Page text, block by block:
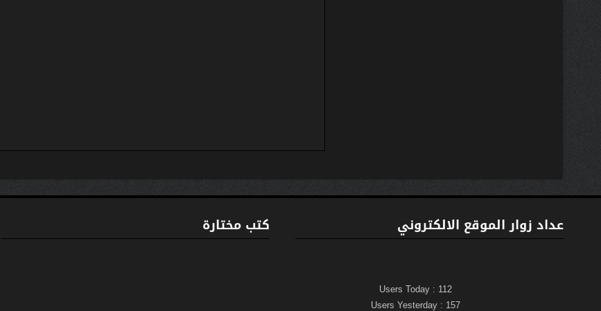
عداد زوار الموقع الالكتروني
Users Today : 112
Users Yesterday : 157
كتب مختارة